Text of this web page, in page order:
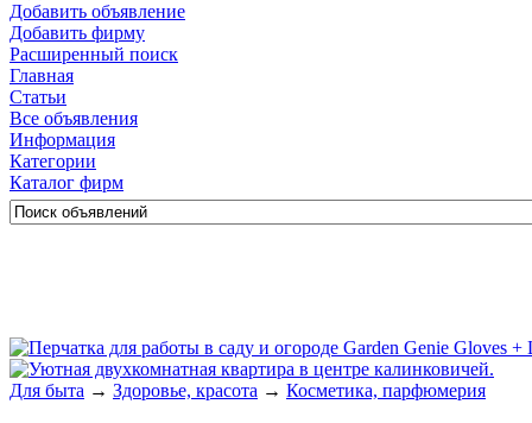
Добавить объявление
Добавить фирму
Расширенный поиск
Главная
Статьи
Все объявления
Информация
Категории
Каталог фирм
Для быта → Здоровье, красота → Косметика, парфюмерия